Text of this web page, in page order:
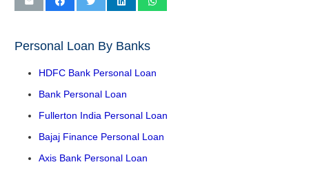
Personal Loan By Banks
HDFC Bank Personal Loan
Bank Personal Loan
Fullerton India Personal Loan
Bajaj Finance Personal Loan
Axis Bank Personal Loan